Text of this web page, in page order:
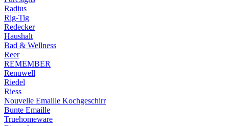
Radius
Rig-Tig
Redecker
Haushalt
Bad & Wellness
Reer
REMEMBER
Renuwell
Riedel
Riess
Nouvelle Emaille Kochgeschirr
Bunte Emaille
Truehomeware